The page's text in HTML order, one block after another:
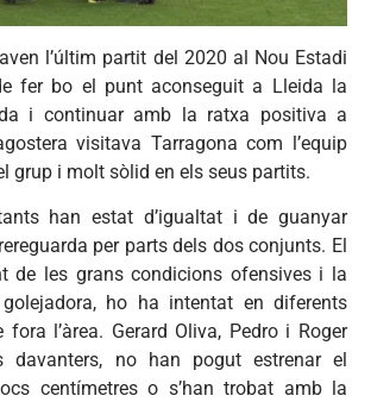
l’últim partit del 2020 al Nou Estadi
fer bo el punt aconseguit a Lleida la
i continuar amb la ratxa positiva a
visitava Tarragona com l’equip
grup i molt sòlid en els seus partits.
han estat d’igualtat i de guanyar
per parts dels dos conjunts. El
de les grans condicions ofensives i la
ho ha intentat en diferents
l’àrea. Gerard Oliva, Pedro i Roger
davanters, no han pogut estrenar el
centímetres o s’han trobat amb la